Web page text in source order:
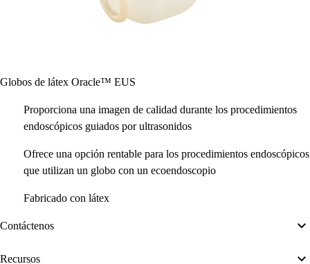
Globos de látex Oracle™ EUS
Proporciona una imagen de calidad durante los procedimientos
endoscópicos guiados por ultrasonidos
Ofrece una opción rentable para los procedimientos endoscópicos
que utilizan un globo con un ecoendoscopio
Fabricado con látex
Contáctenos
Recursos